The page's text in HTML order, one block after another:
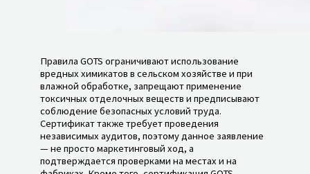
Правила GOTS ограничивают использование
вредных химикатов в сельском хозяйстве и при
влажной обработке, запрещают применение
токсичных отделочных веществ и предписывают
соблюдение безопасных условий труда.
Сертификат также требует проведения
независимых аудитов, поэтому данное заявление
— не просто маркетинговый ход, а
подтверждается проверками на местах и на